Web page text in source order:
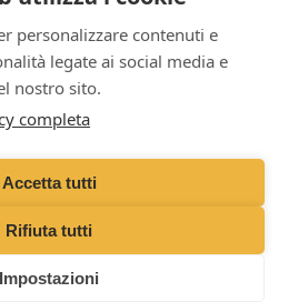
personalizzare contenuti e
legate ai social media e
nostro sito.
completa
Accetta tutti
Rifiuta tutti
Impostazioni
| Dir.San. Dr Pietro Piacenza Iscr. Albo N°
2 – 20145 Milano (MI) | Sede Operativa: Via
90/M – 37137 Verona (VR)
C.F.: 02051980387 – Iscr.Reg.Imp. MILANO
2745365 – PEC: